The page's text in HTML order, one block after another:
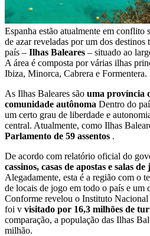
Espanha estão atualmente em conflito
de azar reveladas por um dos
país – Ilhas Baleares – situado ao
A área é composta por várias ilhas
Ibiza, Minorca, Cabrera e Formentera.
As Ilhas Baleares são uma província
comunidade autônoma Dentro do
um certo grau de liberdade e
central. Atualmente, como Ilhas
Parlamento de 59 assentos .
De acordo com relatório oficial do
cassinos, casas de apostas e salas de
Alegadamente, esta é a região com o
de locais de jogo em todo o país e um
Conforme revelou o Instituto
foi v visitado por 16,3 milhões de
comparação, a população das Ilhas
milhão.